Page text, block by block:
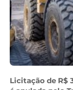
Licitação de R$